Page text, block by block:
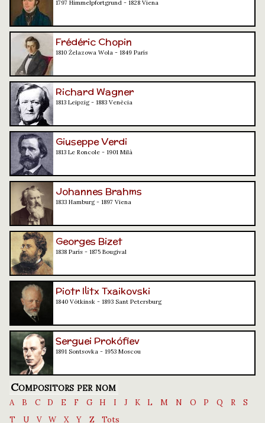
1797 Himmelpfortgrund - 1828 Viena
Frédéric Chopin
1810 Żelazowa Wola - 1849 París
Richard Wagner
1813 Leipzig - 1883 Venècia
Giuseppe Verdi
1813 Le Roncole - 1901 Milà
Johannes Brahms
1833 Hamburg - 1897 Viena
Georges Bizet
1838 París - 1875 Bougival
Piotr Ilitx Txaikovski
1840 Vótkinsk - 1893 Sant Petersburg
Serguei Prokófiev
1891 Sontsovka - 1953 Moscou
Compositors per nom
A B C D E F G H I J K L M N O P Q R
S
T
U V W X Y Z Tots